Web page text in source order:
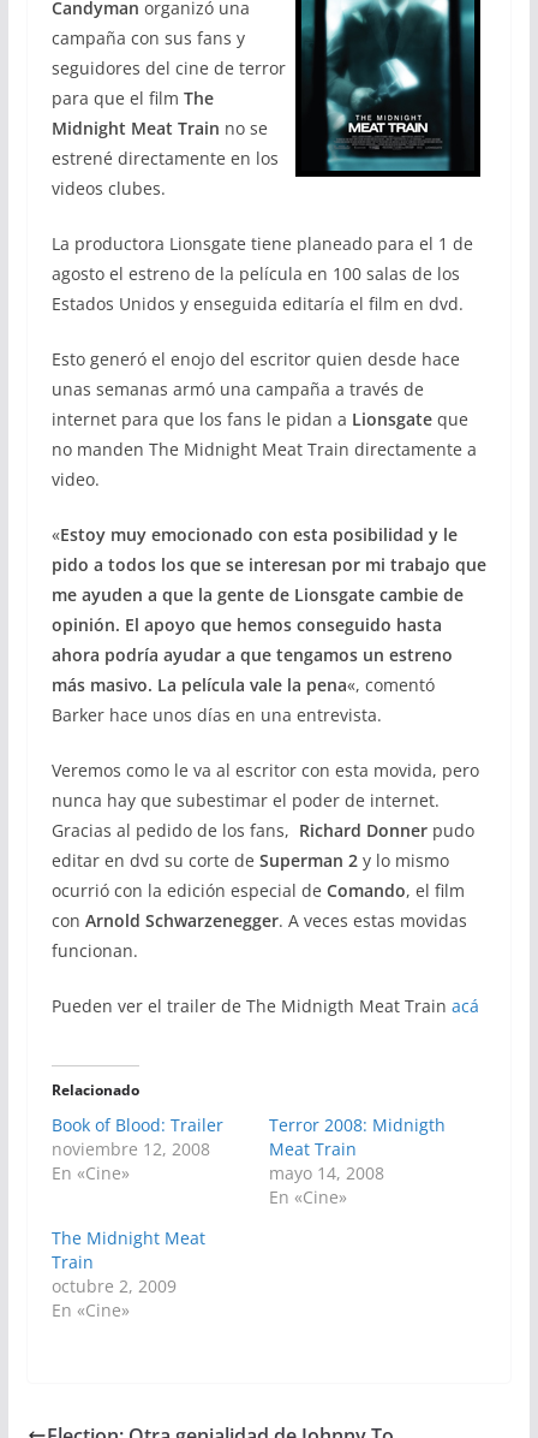
Candyman organizó una
campaña con sus fans y
seguidores del cine de terror
para que el film The
Midnight Meat Train no se
estrené directamente en los
videos clubes.
La productora Lionsgate tiene planeado para el 1 de
agosto el estreno de la película en 100 salas de los
Estados Unidos y enseguida editaría el film en dvd.
Esto generó el enojo del escritor quien desde hace
unas semanas armó una campaña a través de
internet para que los fans le pidan a Lionsgateque
no manden The Midnight Meat Train directamente a
video.
«Estoy muy emocionado con esta posibilidad y le
pido a todos los que se interesan por mi trabajo que
me ayuden a que la gente de Lionsgate cambie de
opinión. El apoyo que hemos conseguido hasta
ahora podría ayudar a que tengamos un estreno
más masivo. La película vale la pena«, comentó
Barker hace unos días en una entrevista.
Veremos como le va al escritor con esta movida, pero
nunca hay que subestimar el poder de internet.
Gracias al pedido de los fans, Richard Donner pudo
editar en dvd su corte de Superman 2 y lo mismo
ocurrió con la edición especial de Comando, el film
con Arnold Schwarzenegger. A veces estas movidas
funcionan.
Pueden ver el trailer de The Midnigth Meat Train acá
Relacionado
Book of Blood: Trailer
noviembre 12, 2008
En «Cine»
Terror 2008: Midnigth
Meat Train
mayo 14, 2008
En «Cine»
The Midnight Meat
Train
octubre 2, 2009
En «Cine»